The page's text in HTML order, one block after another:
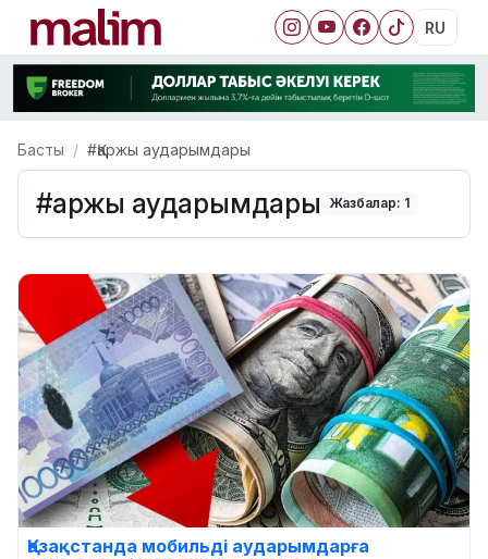
RU
Басты #Қаржы аударымдары
#Қаржы аударымдары Жазбалар: 1
Қазақстанда мобильді аударымдарға